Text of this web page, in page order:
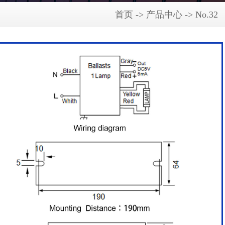
首页 -> 产品中心 -> No.32